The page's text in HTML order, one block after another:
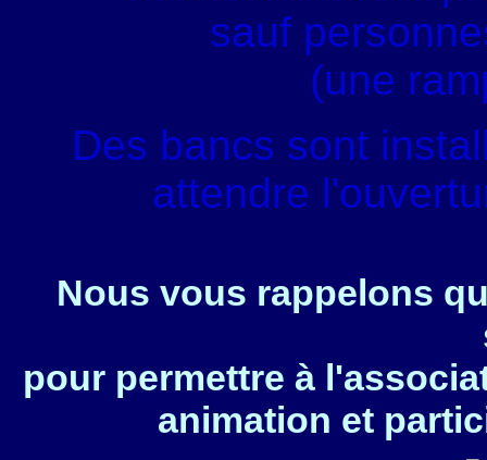
sauf
(une
Des bancs sont
attendre
Nous vous rappelons
pour permettre à
animation et